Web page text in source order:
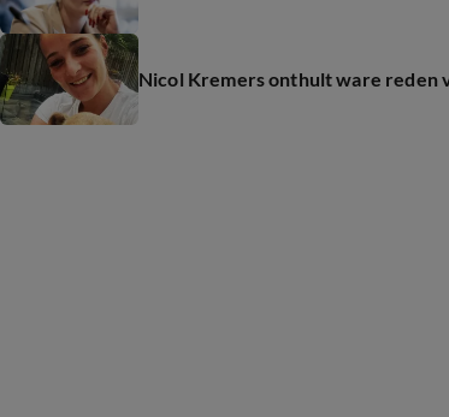
Nicol Kremers onthult ware reden